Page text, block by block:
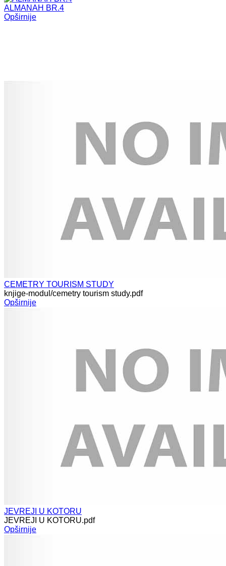
ALMANAH BR.4
Opširnije
CEMETRY TOURISM STUDY
knjige-modul/cemetry tourism study.pdf
Opširnije
JEVREJI U KOTORU
JEVREJI U KOTORU.pdf
Opširnije